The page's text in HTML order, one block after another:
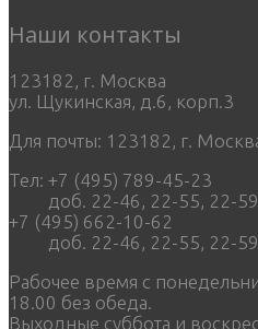
Наши контакты
123182, г. Москва
ул. Щукинская, д.6, корп.3
Для почты: 123182, г.
Тел: +7 (495) 789-45-23
доб. 22-46, 22-55, 22-59
+7 (495) 662-10-62
доб. 22-46, 22-55, 22-59
Рабочее время с
18.00 без обеда.
Выходные суббота и